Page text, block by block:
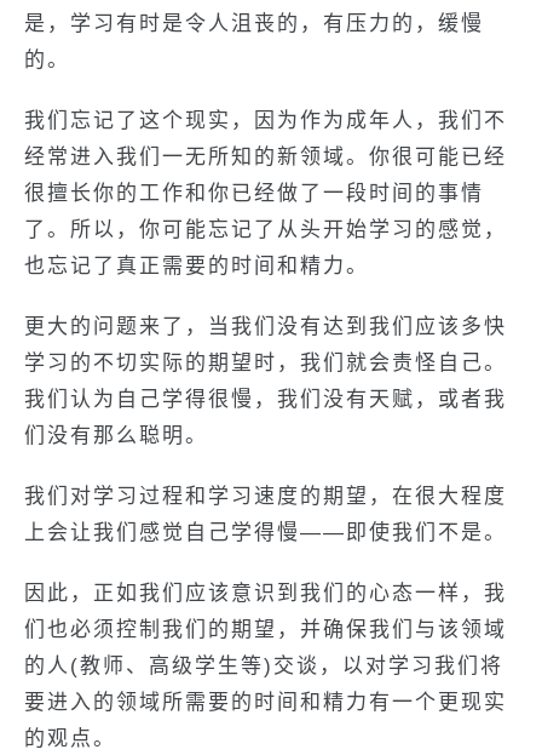
是，学习有时是令人沮丧的，有压力的，缓慢
的。
我们忘记了这个现实，因为作为成年人，我们不
经常进入我们一无所知的新领域。你很可能已经
很擅长你的工作和你已经做了一段时间的事情
了。所以，你可能忘记了从头开始学习的感觉，
也忘记了真正需要的时间和精力。
更大的问题来了，当我们没有达到我们应该多快
学习的不切实际的期望时，我们就会责怪自己。
我们认为自己学得很慢，我们没有天赋，或者我
们没有那么聪明。
我们对学习过程和学习速度的期望，在很大程度
上会让我们感觉自己学得慢——即使我们不是。
因此，正如我们应该意识到我们的心态一样，我
们也必须控制我们的期望，并确保我们与该领域
的人(教师、高级学生等)交谈，以对学习我们将
要进入的领域所需要的时间和精力有一个更现实
的观点。